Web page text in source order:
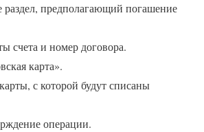
предполагающий погашение
счета и номер договора.
карта».
с которой будут списаны
операции.